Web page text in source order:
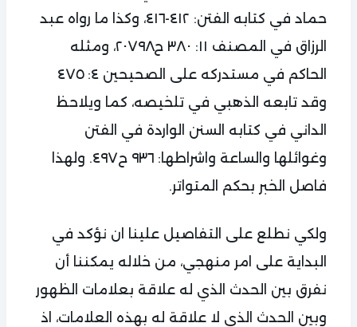
حماد في كتابه الفتن: ٤١٢-٤١٦، وكذا ما رواه عبد
الرزاق في المصنف ١١: ٣٨٠ ح٢٠٧٩٨، ومثله
الحاكم في مستدركه على الصحيحين ٤: ٤٧٥
وقد تابعه الذهبي في تلخيصه، كما ويلاحظ
الداني في كتابه السنن الواردة في الفتن
وغوائلها والساعة واشراطها: ٩٣٦ ح٤٩٧. ولهذا
فاصل الخبر بحكم المتواتر.
ولكي نطلع على التفاصيل علينا ان نؤكد في
البداية على امر منهجي، من خلاله يمكننا أن
نفرق بين الحدث الذي له علاقة بعلامات الظهور
وبين الحدث الذي لا علاقة له بهذه العلامات، اذ